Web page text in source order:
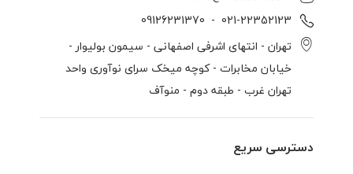
021-22352123
  -
09126231370
تهران - انتهای اشرفی اصفهانی - سیمون بولیوار -
خیابان مخابرات - کوچه میخک سرای نوآوری واحد
تهران غرب - طبقه دوم - منوآف
دسترسی سریع